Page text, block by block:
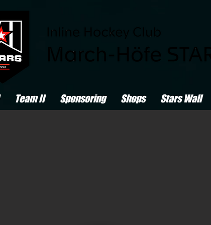
Team II Sponsoring Shops Stars Wall